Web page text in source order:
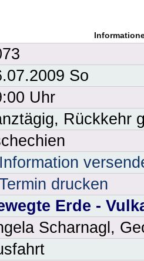
So
Uhr
Rückkehr
Information
drucken
Erde -
Scharnagl,